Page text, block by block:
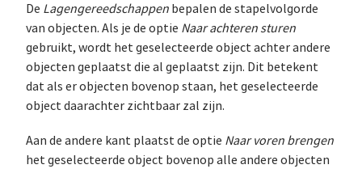
De Lagengereedschappen bepalen de stapelvolgorde
van objecten. Als je de optie Naar achteren sturen
gebruikt, wordt het geselecteerde object achter andere
objecten geplaatst die al geplaatst zijn. Dit betekent
dat als er objecten bovenop staan, het geselecteerde
object daarachter zichtbaar zal zijn.
Aan de andere kant plaatst de optie Naar voren brengen
het geselecteerde object bovenop alle andere objecten